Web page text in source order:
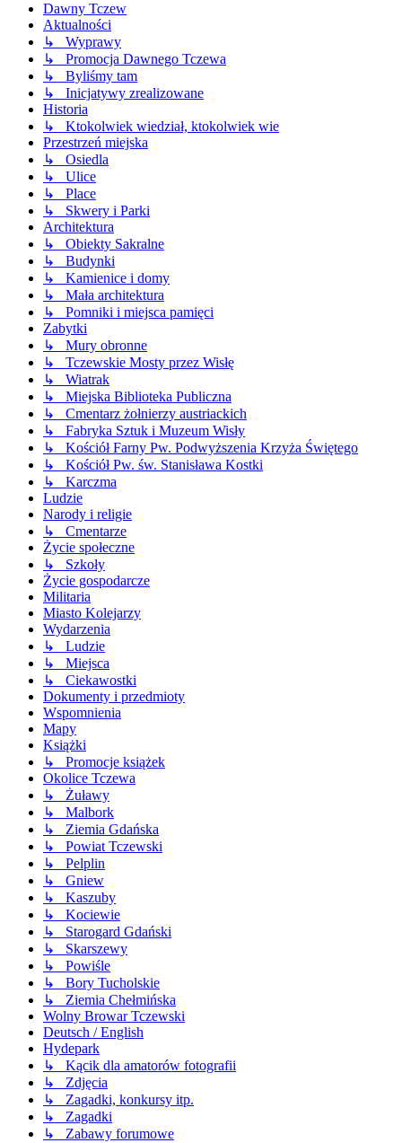
Dawny Tczew
Aktualności
↳ Wyprawy
↳ Promocja Dawnego Tczewa
↳ Byliśmy tam
↳ Inicjatywy zrealizowane
Historia
↳ Ktokolwiek wiedział, ktokolwiek wie
Przestrzeń miejska
↳ Osiedla
↳ Ulice
↳ Place
↳ Skwery i Parki
Architektura
↳ Obiekty Sakralne
↳ Budynki
↳ Kamienice i domy
↳ Mała architektura
↳ Pomniki i miejsca pamięci
Zabytki
↳ Mury obronne
↳ Tczewskie Mosty przez Wisłę
↳ Wiatrak
↳ Miejska Biblioteka Publiczna
↳ Cmentarz żołnierzy austriackich
↳ Fabryka Sztuk i Muzeum Wisły
↳ Kościół Farny Pw. Podwyższenia Krzyża Świętego
↳ Kościół Pw. św. Stanisława Kostki
↳ Karczma
Ludzie
Narody i religie
↳ Cmentarze
Życie społeczne
↳ Szkoły
Życie gospodarcze
Militaria
Miasto Kolejarzy
Wydarzenia
↳ Ludzie
↳ Miejsca
↳ Ciekawostki
Dokumenty i przedmioty
Wspomnienia
Mapy
Książki
↳ Promocje książek
Okolice Tczewa
↳ Żuławy
↳ Malbork
↳ Ziemia Gdańska
↳ Powiat Tczewski
↳ Pelplin
↳ Gniew
↳ Kaszuby
↳ Kociewie
↳ Starogard Gdański
↳ Skarszewy
↳ Powiśle
↳ Bory Tucholskie
↳ Ziemia Chełmińska
Wolny Browar Tczewski
Deutsch / English
Hydepark
↳ Kącik dla amatorów fotografii
↳ Zdjęcia
↳ Zagadki, konkursy itp.
↳ Zagadki
↳ Zabawy forumowe